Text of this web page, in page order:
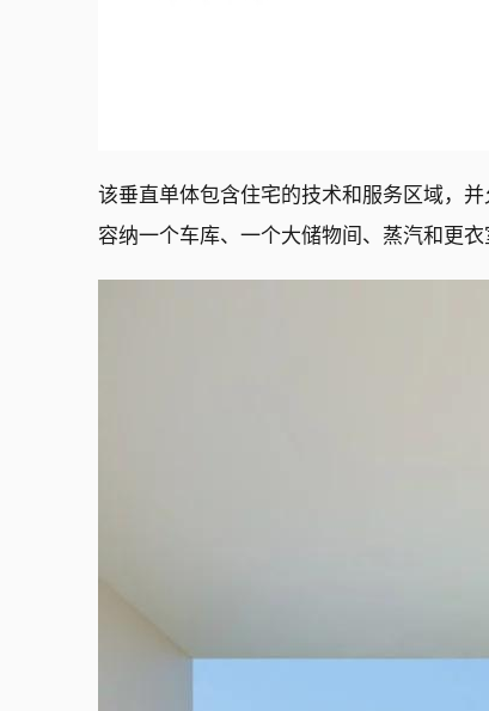
该垂直单体包含住宅的技术和服务区域，
容纳一个车库、一个大储物间、蒸汽和更衣